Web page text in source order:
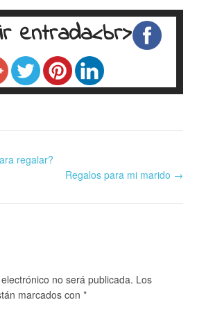
entrada<br>
regalar?
Regalos para mi marido →
no será publicada. Los
marcados con *